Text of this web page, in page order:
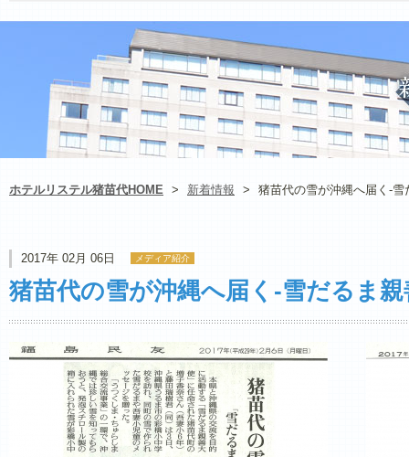
ホテルリステル猪苗代HOME > 新着情報 > 猪苗代の雪が沖縄へ届く‐雪
2017年 02月 06日 メディア紹介
猪苗代の雪が沖縄へ届く‐雪だるま親